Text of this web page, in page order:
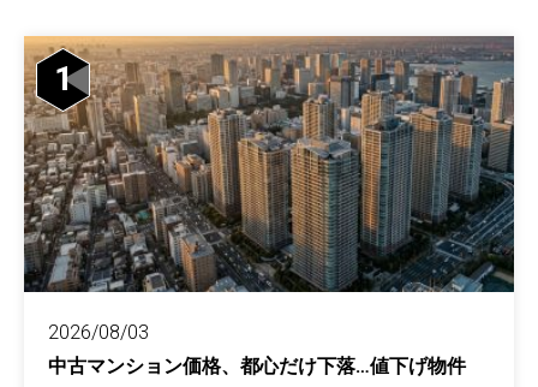
1
2026/08/03
中古マンション価格、都心だけ下落…値下げ物件